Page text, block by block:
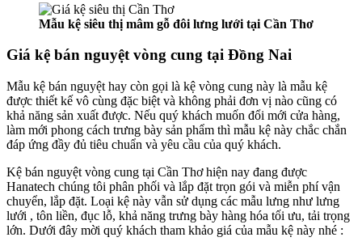
Mẫu kệ siêu thị mâm gỗ đôi lưng lưới tại Cần Thơ
Giá kệ bán nguyệt vòng cung tại Đồng Nai
Mẫu kệ bán nguyệt hay còn gọi là kệ vòng cung này là mẫu kệ
được thiết kế vô cùng đặc biệt và không phải đơn vị nào cũng có
khả năng sản xuất được. Nếu quý khách muốn đổi mới cửa hàng,
làm mới phong cách trưng bày sản phẩm thì mẫu kệ này chắc chắn
đáp ứng đầy đủ tiêu chuẩn và yêu cầu của quý khách.
Kệ bán nguyệt vòng cung tại Cần Thơ hiện nay đang được
Hanatech chúng tôi phân phối và lắp đặt trọn gói và miễn phí vận
chuyển, lắp đặt. Loại kệ này vẫn sử dụng các mẫu lưng như lưng
lưới , tôn liền, đục lỗ, khả năng trưng bày hàng hóa tối ưu, tải trọng
lớn. Dưới đây mời quý khách tham khảo giá của mẫu kệ này nhé :